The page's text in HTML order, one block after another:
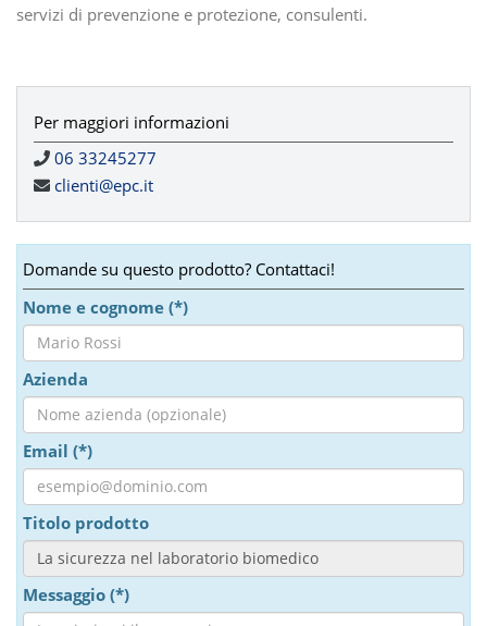
servizi di prevenzione e protezione, consulenti.
Per maggiori informazioni
06 33245277
clienti@epc.it
Domande su questo prodotto? Contattaci!
Nome e cognome (*)
Azienda
Email (*)
Titolo prodotto
Messaggio (*)